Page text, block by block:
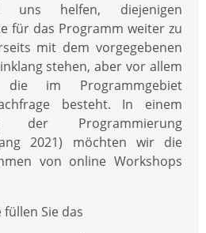
helfen, diejenigen
für das Programm weiter zu
mit dem vorgegebenen
stehen, aber vor allem
im Programmgebiet
besteht. In einem
der Programmierung
2021) möchten wir die
von online Workshops
füllen Sie das